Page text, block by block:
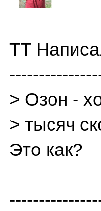
TT
> Озон -
> тысяч
Это как?